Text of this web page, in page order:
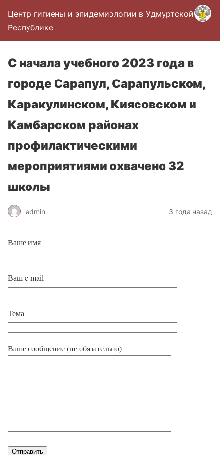
Центр гигиены и эпидемиологии в Удмуртской
Республике
С начала учебного 2023 года в
городе Сарапул, Сарапульском,
Каракулинском, Киясовском и
Камбарском районах
профилактическими
мероприятиями охвачено 32
школы
admin 3 года назад
Ваше имя
Ваш e-mail
Тема
Ваше сообщение (не обязательно)